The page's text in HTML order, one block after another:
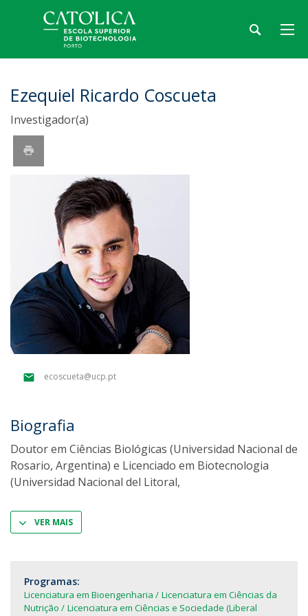
Ezequiel Ricardo Coscueta
Investigador(a)
ecoscueta@ucp.pt
Biografia
Doutor em Ciências Biológicas (Universidad Nacional de
Rosario, Argentina) e Licenciado em Biotecnologia
(Universidad Nacional del Litoral,
VER MAIS
Programas:
Licenciatura em Bioengenharia
Licenciatura em Ciências da
Nutrição
Licenciatura em Ciências e Sociedade (Liberal